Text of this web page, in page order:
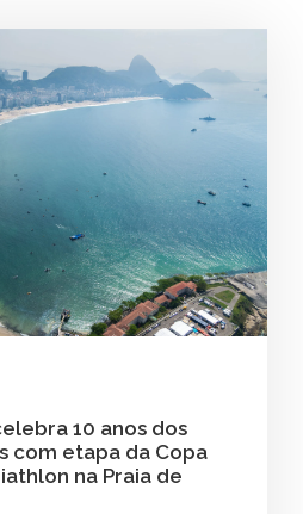
10 anos dos
com etapa da Copa
na Praia de